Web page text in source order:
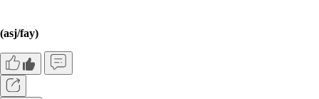
(asj/fay)